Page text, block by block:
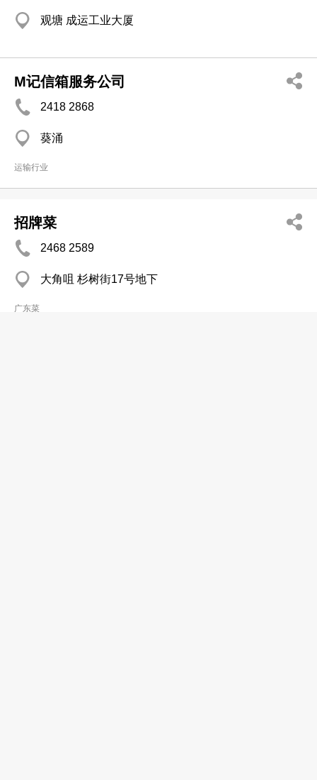
观塘 成运工业大厦
M记信箱服务公司
2418 2868
葵涌
运输行业
招牌菜
2468 2589
大角咀 杉树街17号地下
广东菜